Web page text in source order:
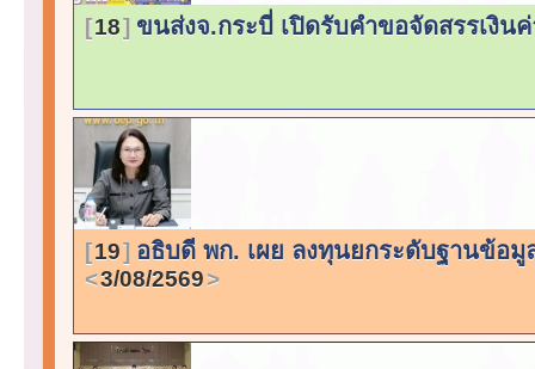
18 ขนส่งจ.กระบี่ เปิดรับคำขอจัดสรรเงิ
19 อธิบดี พก. เผย ลงทุนยกระดับฐานข้อ
3/08/2569